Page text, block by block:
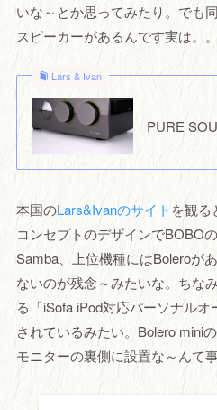
いな～とか思ってみたり。でも
スピーカーがあるんです実は。。
Lars & Ivan
PURE
本国のLars&Ivanのサイト を観る
コンセプトのデザインでBOBO
Samba、上位機種にはBoleroが
ないのが残念～みたいな。ちな
る「iSofa iPod対応パーソナル
されているみたい。Bolero mini
モニターの裏側に設置な～んて